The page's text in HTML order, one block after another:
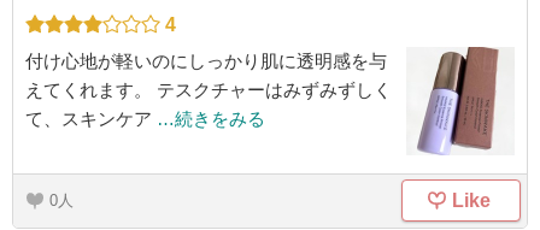
4
付け心地が軽いのにしっかり肌に透明感を与
えてくれます。 テスクチャーはみずみずしく
て、スキンケア …続きをみる
0 Like